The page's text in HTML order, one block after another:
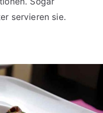
servieren sie.